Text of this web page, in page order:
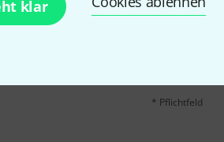
klarmit etwas Glück
Mit Klick auf
* Pflichtfeld